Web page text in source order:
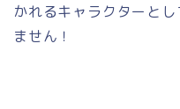
かれるキャラクターと
ません！